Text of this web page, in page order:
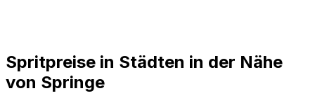
Spritpreise in Städten in der Nähe
von Springe